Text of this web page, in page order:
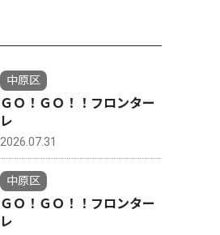
中原区
ＧＯ！ＧＯ！！フロンター
レ
2026.07.31
中原区
ＧＯ！ＧＯ！！フロンター
レ